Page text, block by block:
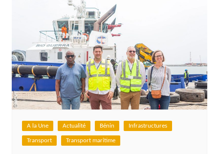
A la Une Actualité Bénin Infrastructures
Transport Transport maritime